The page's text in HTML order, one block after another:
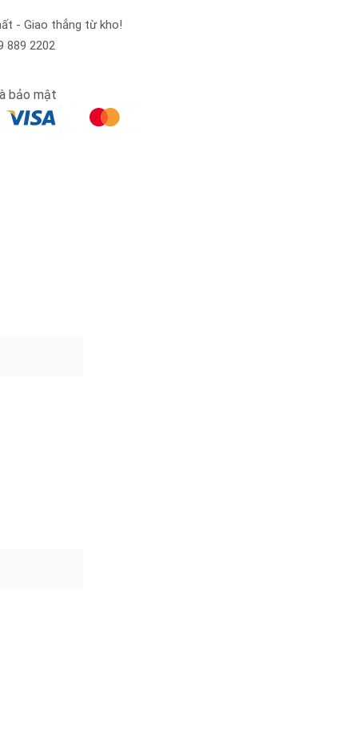
- Giao thẳng từ kho!
889 2202
bảo mật